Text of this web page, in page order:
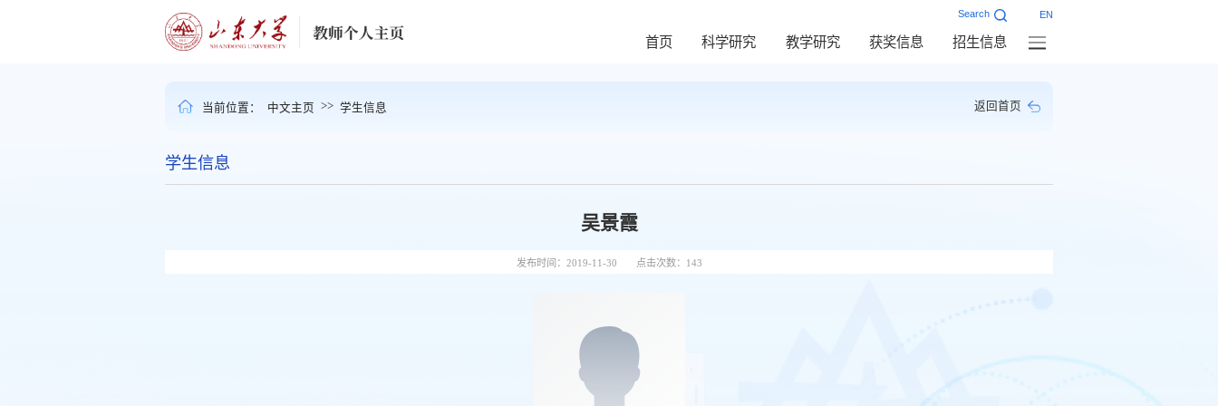
Search EN
首页 科学研究 教学研究 获奖信息 招生信息
当前位置： 中文主页 >> 学生信息 返回首页
学生信息
吴景霞
发布时间：2019-11-30 点击次数： 143